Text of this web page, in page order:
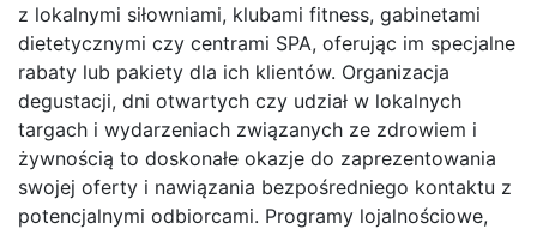
z lokalnymi siłowniami, klubami fitness, gabinetami
dietetycznymi czy centrami SPA, oferując im specjalne
rabaty lub pakiety dla ich klientów. Organizacja
degustacji, dni otwartych czy udział w lokalnych
targach i wydarzeniach związanych ze zdrowiem i
żywnością to doskonałe okazje do zaprezentowania
swojej oferty i nawiązania bezpośredniego kontaktu z
potencjalnymi odbiorcami. Programy lojalnościowe,